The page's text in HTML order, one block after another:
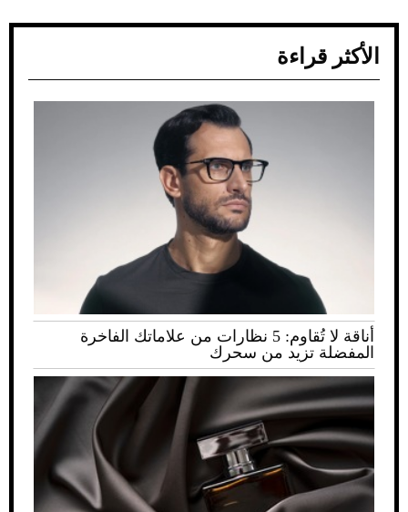
الأكثر قراءة
أناقة لا تُقاوم: 5 نظارات من علاماتك الفاخرة
المفضلة تزيد من سحرك